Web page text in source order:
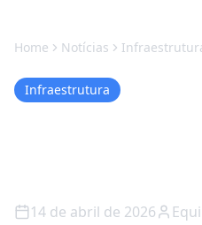
Home Notícias
Infraestrutura
14 de abril de 2026